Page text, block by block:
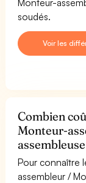
soudés.
Voir les
Combien
Monteur-
Pour connaître
assembleur /